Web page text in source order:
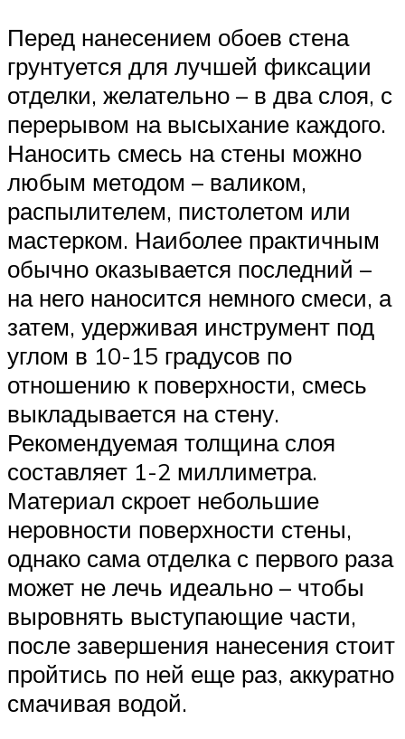
Перед нанесением обоев стена
грунтуется для лучшей фиксации
отделки, желательно – в два слоя, с
перерывом на высыхание каждого.
Наносить смесь на стены можно
любым методом – валиком,
распылителем, пистолетом или
мастерком. Наиболее практичным
обычно оказывается последний –
на него наносится немного смеси, а
затем, удерживая инструмент под
углом в 10-15 градусов по
отношению к поверхности, смесь
выкладывается на стену.
Рекомендуемая толщина слоя
составляет 1-2 миллиметра.
Материал скроет небольшие
неровности поверхности стены,
однако сама отделка с первого раза
может не лечь идеально – чтобы
выровнять выступающие части,
после завершения нанесения стоит
пройтись по ней еще раз, аккуратно
смачивая водой.